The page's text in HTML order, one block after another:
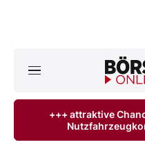
ktuelle
+++ attraktive